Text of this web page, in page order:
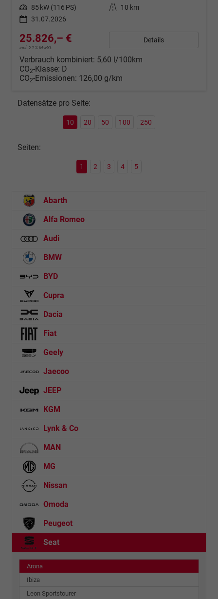
Leistung 85 kW (116 PS) Kilometerstand
10 km
31.07.2026
25.826,– €
incl. 21% MwSt.
Details
Verbrauch kombiniert: 5,60 l/100km
CO2-Klasse: D
CO2-Emissionen: 126,00 g/km
Datensätze pro Seite:
10 20 50 100 250
Seiten:
1 2 3 4 5
Abarth
Alfa Romeo
Audi
BMW
BYD
Cupra
Dacia
Fiat
Geely
Jaecoo
JEEP
KGM
Lynk & Co
MAN
MG
Nissan
Omoda
Peugeot
Seat
Arona
Ibiza
Leon Sportstourer